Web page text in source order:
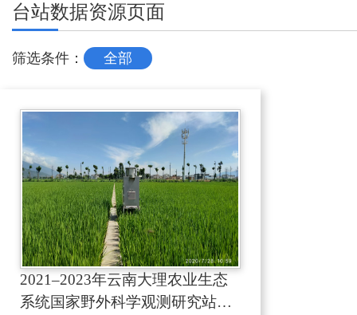
台站数据资源页面
筛选条件： 全部
2021–2023年云南大理农业生态
系统国家野外科学观测研究站氮